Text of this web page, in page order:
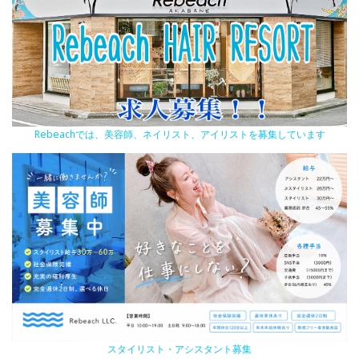
Rebeachでは、美容師、ネイリスト、アイリストを募集しています
スタイリスト・アシスタント募集